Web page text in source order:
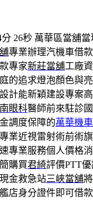
26秒 萬華區當舖
專業辦理汽機車借
專家新莊當舖工廠
的追求燈泡顏色與
計能新穎建設專案
眼科醫師前來駐診
調度保障的萬華機
業近視雷射術前術
專業服務個人價格
購買君綺評價PTT
金救急站三峽當舖
店身分證件即可借